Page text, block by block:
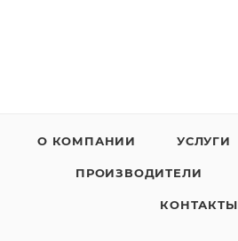
О КОМПАНИИ УСЛУГИ
ПРОИЗВОДИТЕЛИ
КОНТАКТЫ